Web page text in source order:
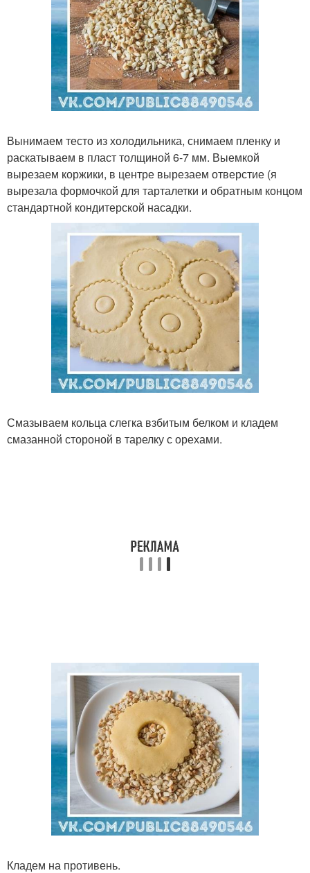
Вынимаем тесто из холодильника, снимаем пленку и
раскатываем в пласт толщиной 6-7 мм. Выемкой
вырезаем коржики, в центре вырезаем отверстие (я
вырезала формочкой для тарталетки и обратным концом
стандартной кондитерской насадки.
Смазываем кольца слегка взбитым белком и кладем
смазанной стороной в тарелку с орехами.
Кладем на противень.